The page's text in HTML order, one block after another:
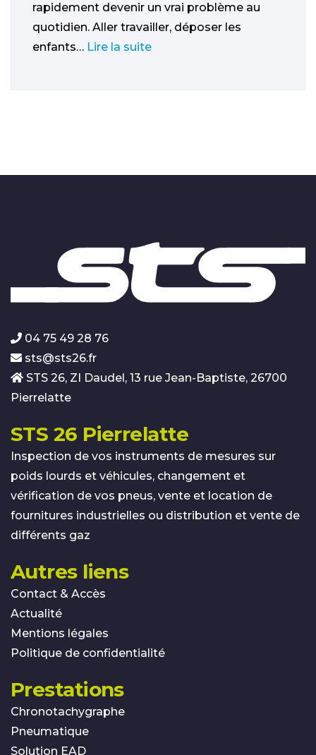
rapidement devenir un vrai problème au
quotidien. Aller travailler, déposer les
enfants… Lire la suite
04 75 49 28 76
sts@sts26.fr
STS 26, ZI Daudel, 13 rue Jean-Baptiste, 26700
Pierrelatte
STS 26 Pierrelatte
Inspection de vos instruments de mesures sur
poids lourds et véhicules, changement et
vérification de vos pneus, vente et location de
fournitures industrielles ou distribution et vente de
différents gaz
Autres liens
Contact & Accès
Actualité
Mentions légales
Politique de confidentialité
Prestations
Chronotachygraphe
Pneumatique
Solution EAD